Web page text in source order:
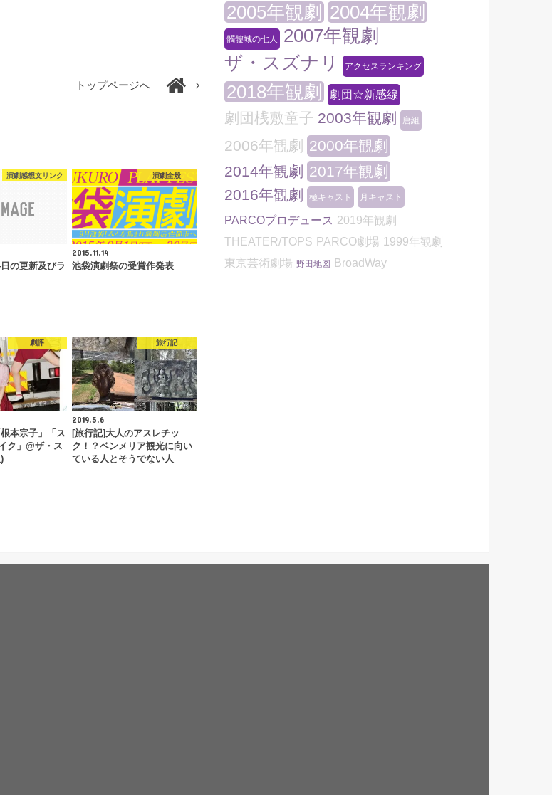
トップページへ
演劇感想文リンク
の更新及びラ
演劇全般
2015.11.14
池袋演劇祭の受賞作発表
劇評
本宗子」「ス
ク」@ザ・ス
旅行記
2019.5.6
[旅行記]大人のアスレチッ
ク！？ベンメリア観光に向い
ている人とそうでない人
2005年観劇 2004年観劇
髑髏城の七人
2007年観劇
ザ・スズナリ
アクセスランキング
2018年観劇 劇団☆新感線
劇団桟敷童子 2003年観劇 唐組
2006年観劇
2000年観劇
2014年観劇 2017年観劇
2016年観劇
極キャスト 月キャスト
PARCOプロデュース 2019年観劇
THEATER/TOPS PARCO劇場 1999年観劇
東京芸術劇場 野田地図 BroadWay